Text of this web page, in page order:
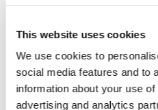
This website uses cookies
We use cookies to
social media features and to
information about your use
advertising and analytics
en känsla av
Undvik Vanliga
Extrema Dieter:
och kan skada